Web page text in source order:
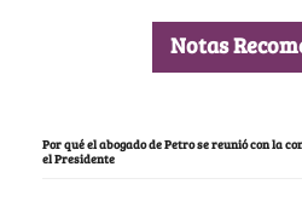
Notas
Por qué el abogado de Petro se reunió con la
el Presidente